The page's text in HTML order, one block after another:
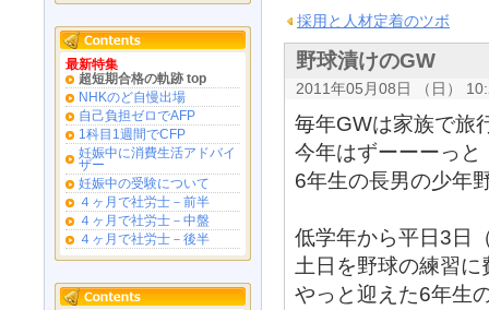
最新特集
超短期合格の軌跡 top
NHKのど自慢出場
自己負担ゼロでAFP
1科目1週間でCFP
妊娠中に消費生活アドバイ
ザー
妊娠中の受験について
４ヶ月で社労士－前半
４ヶ月で社労士－中盤
４ヶ月で社労士－後半
採用と人材定着のツボ
野球漬けのGW
2011年05月08日 （日）
毎年GWは家族で旅
今年はずーーーっと
6年生の長男の少年
低学年から平日3日
土日を野球の練習に
やっと迎えた6年生